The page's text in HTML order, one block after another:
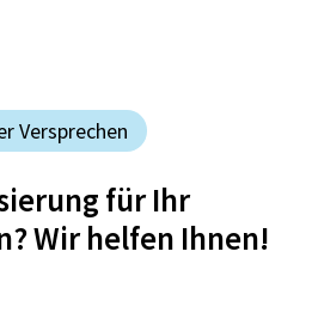
Versprechen
für Ihr
Wir helfen Ihnen!